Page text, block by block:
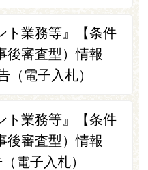
ト業務等』【条件
後審査型）情報
（電子入札）
ト業務等』【条件
後審査型）情報
電子入札）